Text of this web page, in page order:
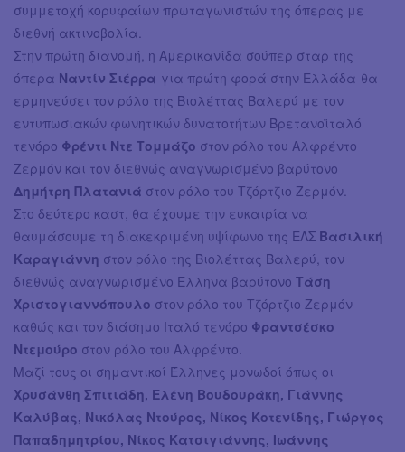
συμμετοχή κορυφαίων πρωταγωνιστών της όπερας με
διεθνή ακτινοβολία.
Στην πρώτη διανομή, η Αμερικανίδα σούπερ σταρ της
όπερα Ναντίν Σιέρρα-για πρώτη φορά στην Ελλάδα-θα
ερμηνεύσει τον ρόλο της Βιολέττας Βαλερύ με τον
εντυπωσιακών φωνητικών δυνατοτήτων Βρετανοϊταλό
τενόρο Φρέντι Ντε Τομμάζο στον ρόλο του Αλφρέντο
Ζερμόν και τον διεθνώς αναγνωρισμένο βαρύτονο
Δημήτρη Πλατανιά στον ρόλο του Τζόρτζιο Ζερμόν.
Στο δεύτερο καστ, θα έχουμε την ευκαιρία να
θαυμάσουμε τη διακεκριμένη υψίφωνο της ΕΛΣ Βασιλική
Καραγιάννη στον ρόλο της Βιολέττας Βαλερύ, τον
διεθνώς αναγνωρισμένο Έλληνα βαρύτονο Τάση
Χριστογιαννόπουλο στον ρόλο του Τζόρτζιο Ζερμόν
καθώς και τον διάσημο Ιταλό τενόρο Φραντσέσκο
Ντεμούρο στον ρόλο του Αλφρέντο.
Μαζί τους οι σημαντικοί Έλληνες μονωδοί όπως οι
Χρυσάνθη Σπιτιάδη, Ελένη Βουδουράκη, Γιάννης
Καλύβας, Νικόλας Ντούρος, Νίκος Κοτενίδης, Γιώργος
Παπαδημητρίου, Νίκος Κατσιγιάννης, Ιωάννης